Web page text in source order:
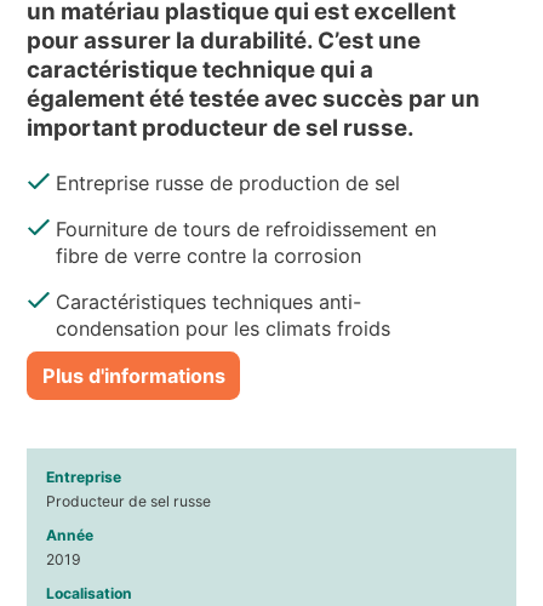
FR EN IT DE PL
un matériau plastique qui est excellent
pour assurer la durabilité. C’est une
caractéristique technique qui a
également été testée avec succès par un
important producteur de sel russe.
Entreprise russe de production de sel
Fourniture de tours de refroidissement en
fibre de verre contre la corrosion
Caractéristiques techniques anti-
condensation pour les climats froids
Plus d'informations
Entreprise
Producteur de sel russe
Année
2019
Localisation